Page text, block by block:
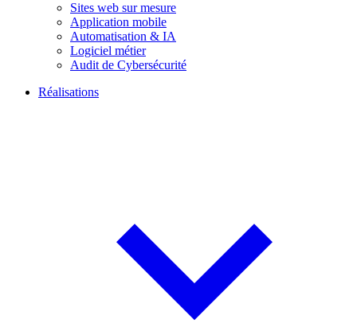
Sites web sur mesure
Application mobile
Automatisation & IA
Logiciel métier
Audit de Cybersécurité
Réalisations